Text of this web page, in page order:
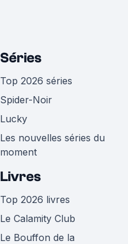
Séries
Top 2026 séries
Spider-Noir
Lucky
Les nouvelles séries du
moment
Livres
Top 2026 livres
Le Calamity Club
Le Bouffon de la